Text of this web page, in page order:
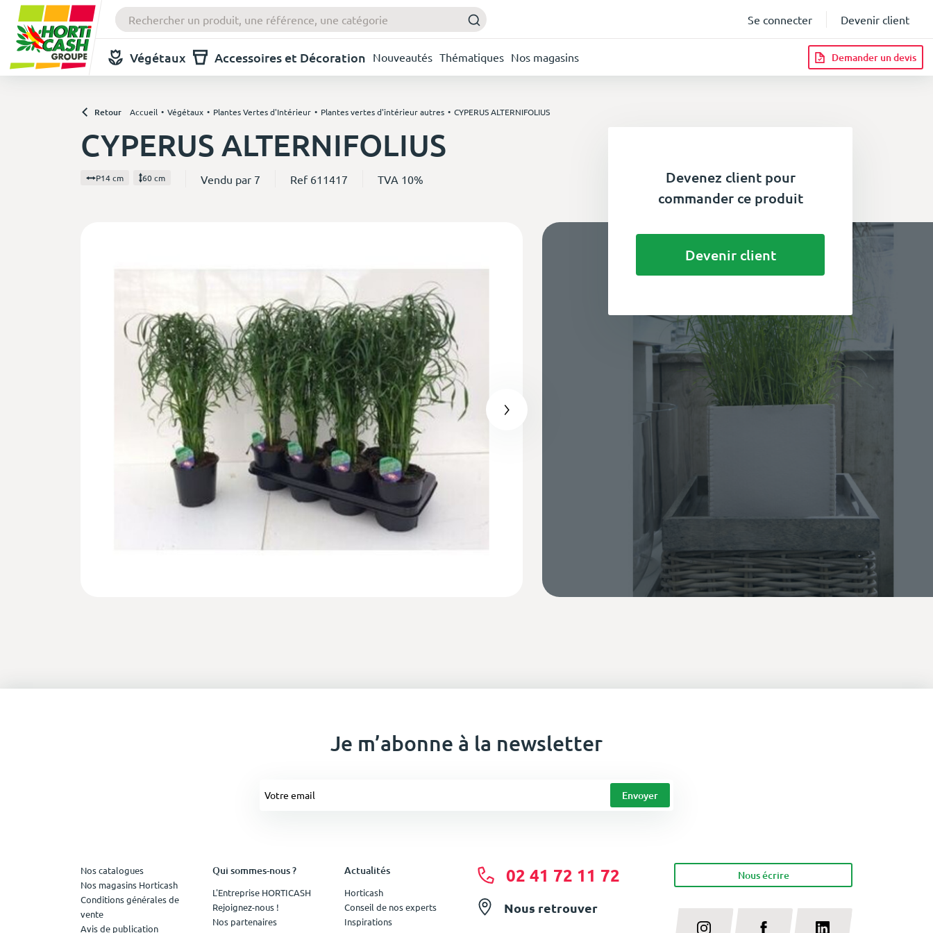
Se connecter Devenir client
Végétaux Accessoires et Décoration Nouveautés Thématiques Nos magasins Demander un devis
Retour Accueil Végétaux Plantes Vertes d'Intérieur Plantes vertes d'intérieur autres CYPERUS ALTERNIFOLIUS
CYPERUS ALTERNIFOLIUS
P14 cm 60 cm Vendu par 7 Ref 611417 TVA 10%
Devenez client pour
commander ce produit
Devenir client
Je m’abonne à la newsletter
02 41 72 11 72
Nous retrouver
Nous écrire
Nos catalogues
Nos magasins Horticash
Conditions générales de
vente
Avis de publication
Qui sommes-nous ?
L'Entreprise HORTICASH
Rejoignez-nous !
Nos partenaires
Actualités
Horticash
Conseil de nos experts
Inspirations